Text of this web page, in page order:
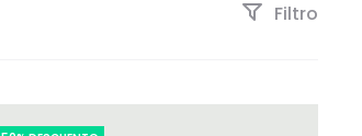
Filtro